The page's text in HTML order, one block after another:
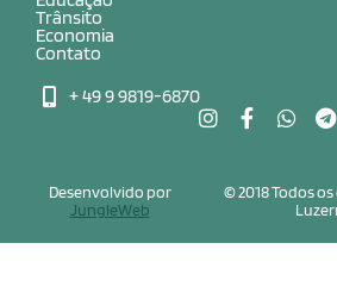
Trânsito
Economia
Contato
+ 49 9 9819-6870
© 2018 Todos
Desenvolvido por
JungleWeb